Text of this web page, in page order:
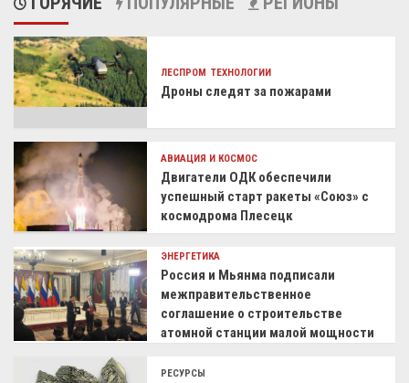
ЛЕСПРОМ ТЕХНОЛОГИИ
Дроны следят за пожарами
АВИАЦИЯ И КОСМОС
Двигатели ОДК обеспечили
успешный старт ракеты «Союз» с
космодрома Плесецк
ЭНЕРГЕТИКА
Россия и Мьянма подписали
межправительственное
соглашение о строительстве
атомной станции малой мощности
РЕСУРСЫ